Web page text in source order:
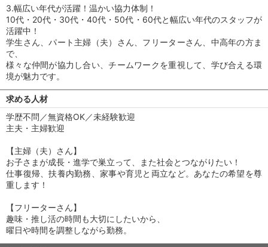
3.幅広い年代が活躍！温かい協力体制！
10代・20代・30代・40代・50代・60代と幅広い年代のスタッフが
活躍中！
学生さん、パート主婦（夫）さん、フリーターさん、中高年の方ま
で、
様々な仲間が協力し合い、チームワークを重視して、学び合える環
境が魅力です。
求める人材
学歴不問／無資格OK／未経験歓迎
主夫・主婦歓迎
【主婦（夫）さん】
お子さまが成長・進学で巣立って、また社会とつながりたい！
仕事復帰、扶養内勤務、家事や育児と両立など。あなたの希望を尊
重します！
【フリーターさん】
趣味・推し活の時間も大切にしたいから、
曜日や時間を調整しながら勤務。